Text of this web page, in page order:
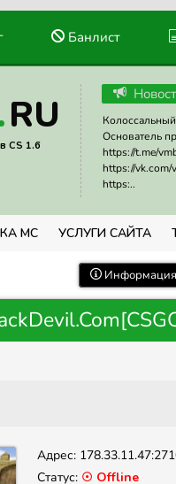
Банлист
RU
CS 1.6
Основатель
https://t.me/
https://vk.com/
https:..
МС УСЛУГИ САЙТА
Адрес:
Статус: ☉ Offline